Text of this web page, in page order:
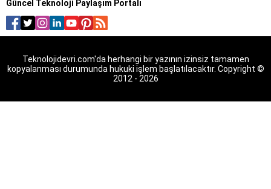
yenileme e-postası
gönderilmiyor çözümü nedir?
Facebook’da güncel olarak
Geçersiz Bağlantı /...
Güncel Teknoloji Paylaşım Portalı
Teknolojidevri.com'da herhangi bir yazının izinsiz tamamen
kopyalanması durumunda hukuki işlem başlatılacaktır. Copyright ©
2012 - 2026